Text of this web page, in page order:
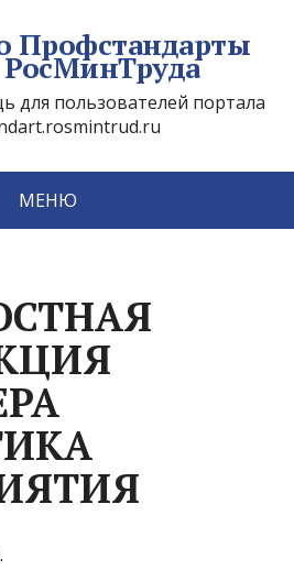
Профстандарты
РосМинТруда
для пользователей портала
МЕНЮ